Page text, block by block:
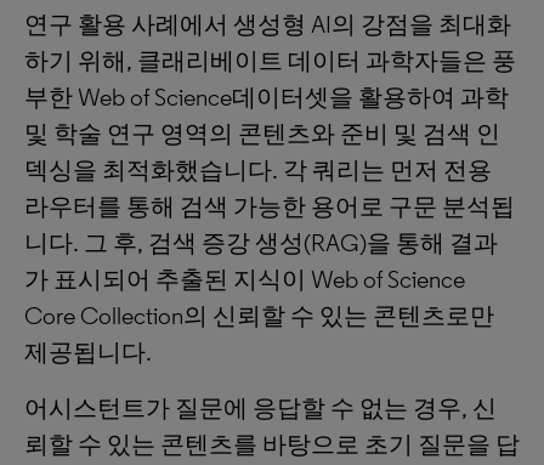
연구 활용 사례에서 생성형 AI의 강점을 최대화
하기 위해, 클래리베이트 데이터 과학자들은 풍
부한 Web of Science데이터셋을 활용하여 과학
및 학술 연구 영역의 콘텐츠와 준비 및 검색 인
덱싱을 최적화했습니다. 각 쿼리는 먼저 전용
라우터를 통해 검색 가능한 용어로 구문 분석됩
니다. 그 후, 검색 증강 생성(RAG)을 통해 결과
가 표시되어 추출된 지식이 Web of Science
Core Collection의 신뢰할 수 있는 콘텐츠로만
제공됩니다.
어시스턴트가 질문에 응답할 수 없는 경우, 신
뢰할 수 있는 콘텐츠를 바탕으로 초기 질문을 답